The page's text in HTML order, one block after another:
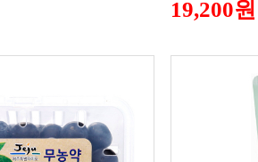
19,200원